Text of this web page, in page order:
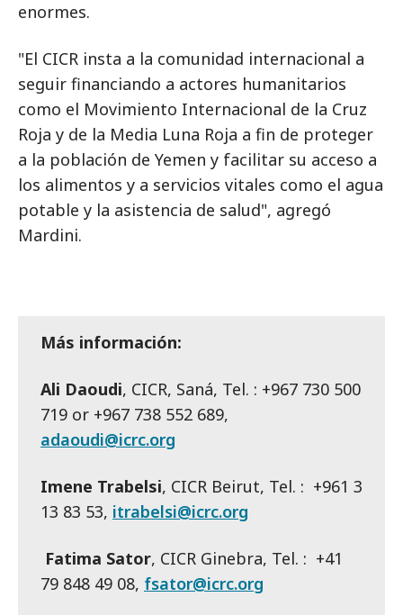
enormes.
"El CICR insta a la comunidad internacional a
seguir financiando a actores humanitarios
como el Movimiento Internacional de la Cruz
Roja y de la Media Luna Roja a fin de proteger
a la población de Yemen y facilitar su acceso a
los alimentos y a servicios vitales como el agua
potable y la asistencia de salud", agregó
Mardini.
Más información:
Ali Daoudi, CICR, Saná, Tel. : +967 730 500
719 or +967 738 552 689,
adaoudi@icrc.org
Imene Trabelsi, CICR Beirut, Tel. : +961 3
13 83 53, itrabelsi@icrc.org
Fatima Sator, CICR Ginebra, Tel. : +41
79 848 49 08, fsator@icrc.org